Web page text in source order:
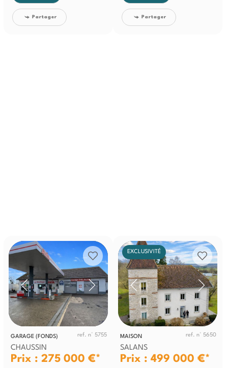
Partager Partager
GARAGE (FONDS) ref. n° 5755
CHAUSSIN
Prix : 275 000 €*
EXCLUSIVITÉ
MAISON ref. n° 5650
SALANS
Prix : 499 000 €*